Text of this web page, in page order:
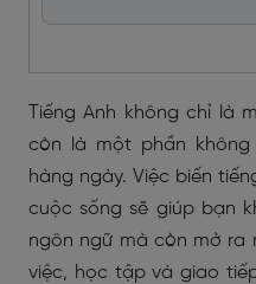
Tiếng Anh không chỉ là
còn là một phần
hàng ngày. Việc biến
cuộc sống sẽ giúp bạn
ngôn ngữ mà còn mở ra
việc, học tập và giao